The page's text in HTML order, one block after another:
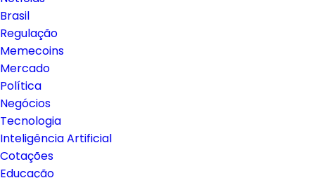
Brasil
Regulação
Memecoins
Mercado
Política
Negócios
Tecnologia
Inteligência Artificial
Cotações
Educação